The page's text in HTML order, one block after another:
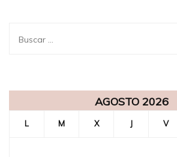
Buscar:
AGOSTO 2026
L M X J V